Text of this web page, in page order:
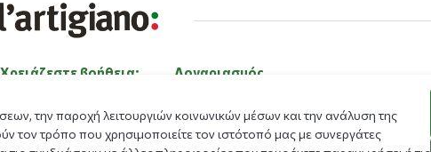
Χρειάζεστε βοήθεια;
Εργαστείτε με εμάς
Λογαριασμός
Εγγραφή
την παροχή λειτουργιών κοινωνικών μέσων και την ανάλυση της
τρόπο που χρησιμοποιείτε τον ιστότοπό μας με συνεργάτες